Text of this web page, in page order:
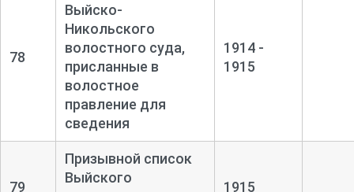
78
Выйско-
Никольского
волостного суда,
присланные в
волостное
правление для
сведения
1914 -
1915
79
Призывной список
Выйского
1915